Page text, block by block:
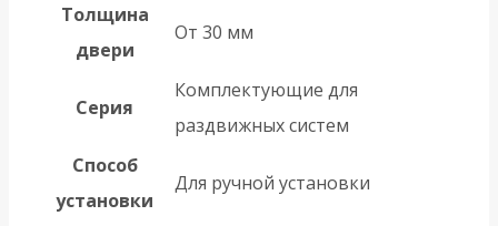
Толщина
двери
От 30 мм
Серия
Комплектующие для
раздвижных систем
Способ
установки
Для ручной установки